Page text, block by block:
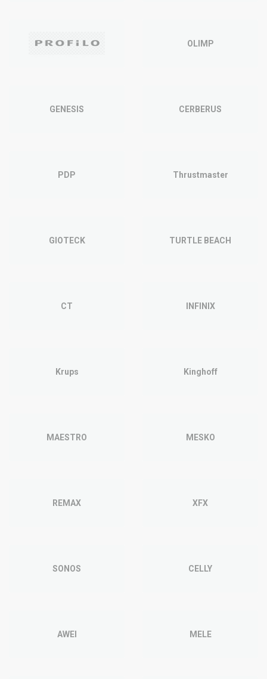
OLIMP
GENESIS CERBERUS
PDP Thrustmaster
GIOTECK TURTLE BEACH
CT INFINIX
Krups Kinghoff
MAESTRO MESKO
REMAX XFX
SONOS CELLY
AWEI MELE